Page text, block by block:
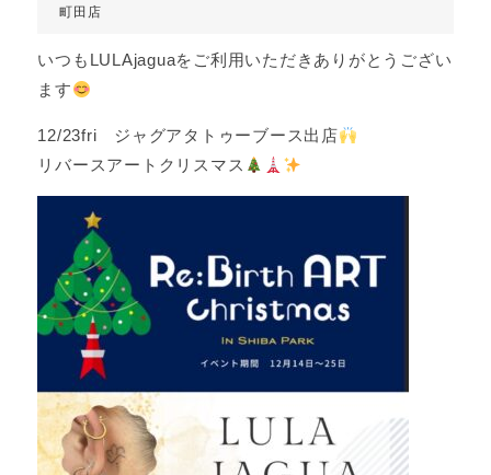
町田店
いつもLULAjaguaをご利用いただきありがとうござい
ます
12/23fri ジャグアタトゥーブース出店
リバースアートクリスマス